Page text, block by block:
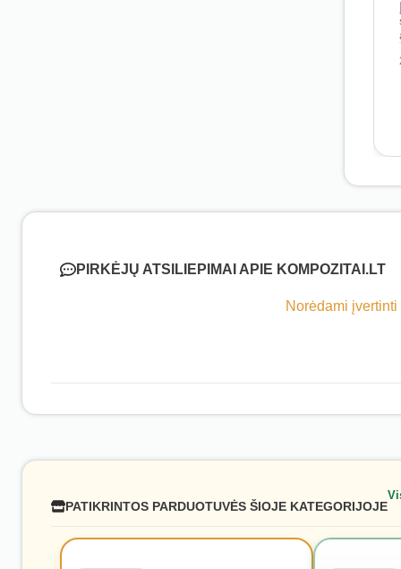
PIRKĖJŲ ATSILIEPIMAI APIE KOMPOZITAI.LT
Norėdami
PATIKRINTOS PARDUOTUVĖS ŠIOJE KATEGORIJOJE